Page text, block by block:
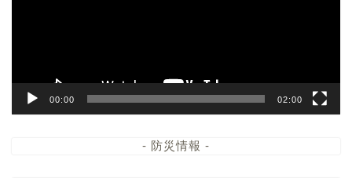
00:00 02:00
- 防災情報 -